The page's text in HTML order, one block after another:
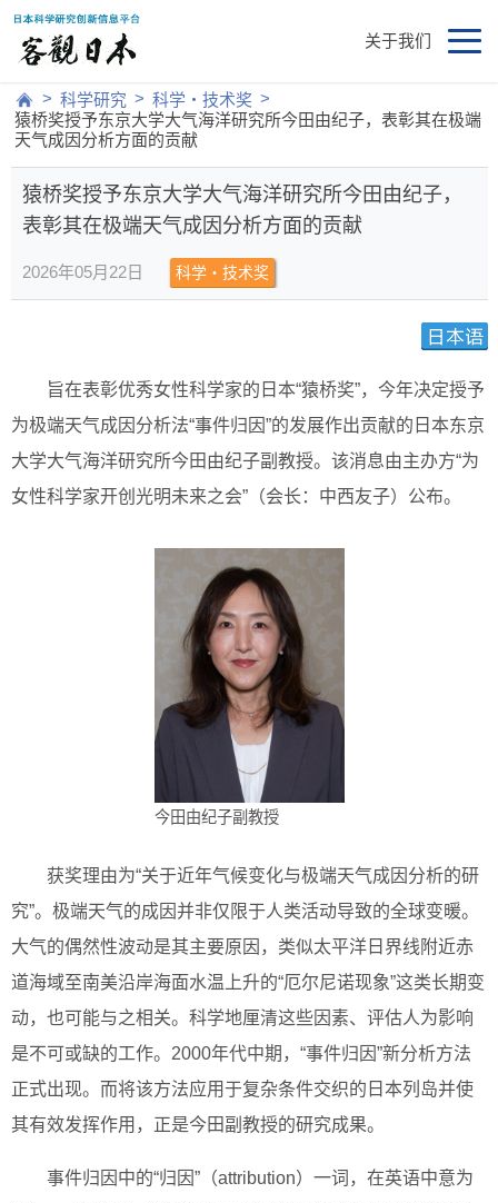
关于我们
> 科学研究 > 科学・技术奖 >
猿桥奖授予东京大学大气海洋研究所今田由纪子，表彰其在极端
天气成因分析方面的贡献
猿桥奖授予东京大学大气海洋研究所今田由纪子，
表彰其在极端天气成因分析方面的贡献
2026年05月22日 科学・技术奖
旨在表彰优秀女性科学家的日本“猿桥奖”，今年决定授予
为极端天气成因分析法“事件归因”的发展作出贡献的日本东京
大学大气海洋研究所今田由纪子副教授。该消息由主办方“为
女性科学家开创光明未来之会”（会长：中西友子）公布。
今田由纪子副教授
获奖理由为“关于近年气候变化与极端天气成因分析的研
究”。极端天气的成因并非仅限于人类活动导致的全球变暖。
大气的偶然性波动是其主要原因，类似太平洋日界线附近赤
道海域至南美沿岸海面水温上升的“厄尔尼诺现象”这类长期变
动，也可能与之相关。科学地厘清这些因素、评估人为影响
是不可或缺的工作。2000年代中期，“事件归因”新分析方法
正式出现。而将该方法应用于复杂条件交织的日本列岛并使
其有效发挥作用，正是今田副教授的研究成果。
事件归因中的“归因”（attribution）一词，在英语中意为